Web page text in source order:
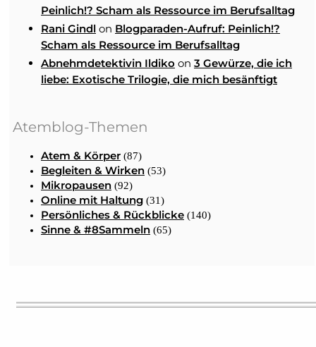
Peinlich!? Scham als Ressource im Berufsalltag
Rani Gindl on Blogparaden-Aufruf: Peinlich!?
Scham als Ressource im Berufsalltag
Abnehmdetektivin Ildiko on 3 Gewürze, die ich
liebe: Exotische Trilogie, die mich besänftigt
Atemblog-Themen
Atem & Körper (87)
Begleiten & Wirken (53)
Mikropausen (92)
Online mit Haltung (31)
Persönliches & Rückblicke (140)
Sinne & #8Sammeln (65)